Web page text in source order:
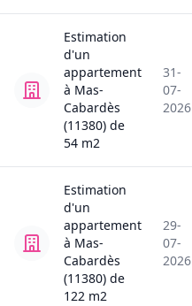
Estimation
d'un
appartement
à Mas-
Cabardès
(11380) de
54 m2
31-
07-
2026
Estimation
d'un
appartement
à Mas-
Cabardès
(11380) de
122 m2
29-
07-
2026